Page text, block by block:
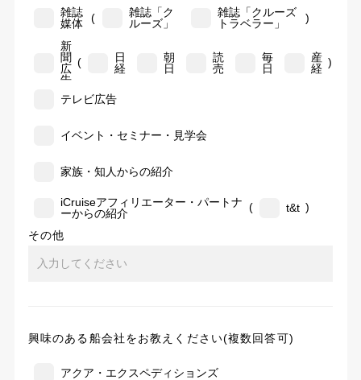
雑誌
媒体
(
雑誌「ク
ルーズ」
雑誌「クルーズ
トラベラー」
)
新
聞
広
告
(
日
経
朝
日
読
売
毎
日
産
経 )
テレビ広告
イベント・セミナー・見学会
家族・知人からの紹介
iCruiseアフィリエーター・パートナ
ーからの紹介
( t&t )
その他
興味のある船会社をお教えください(複数回答可)
アクア・エクスペディションズ